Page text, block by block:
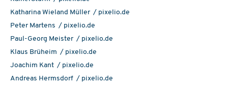
Katharina Wieland Müller / pixelio.de
Peter Martens / pixelio.de
Paul-Georg Meister / pixelio.de
Klaus Brüheim / pixelio.de
Joachim Kant / pixelio.de
Andreas Hermsdorf / pixelio.de